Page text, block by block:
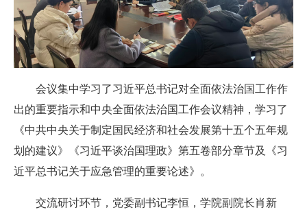
会议集中学习了习近平总书记对全面依法治国工作作
出的重要指示和中央全面依法治国工作会议精神 ， 学习了
《中共中央关于制定国民经济和社会发展第十五个五年规
划的建议》《习近平谈治国理政》第五卷部分章节及《习
近平总书记关于应急管理的重要论述》
。
交流研讨环节，党委副书记李恒，学院副院长肖新